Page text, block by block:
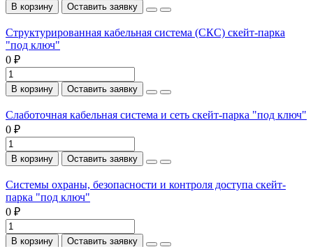
В корзину Оставить заявку
Структурированная кабельная система (СКС) скейт-парка
"под ключ"
0 ₽
В корзину Оставить заявку
Слаботочная кабельная система и сеть скейт-парка "под ключ"
0 ₽
В корзину Оставить заявку
Системы охраны, безопасности и контроля доступа скейт-
парка "под ключ"
0 ₽
В корзину Оставить заявку